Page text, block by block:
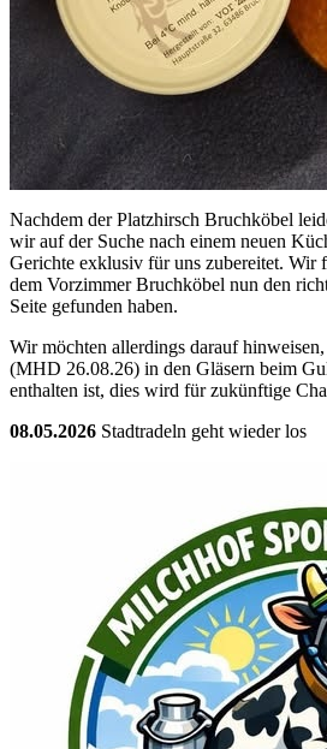
Nachdem der Platzhirsch Bruchköbel
wir auf der Suche nach einem neuen
Gerichte exklusiv für uns zubereitet. Wir
dem Vorzimmer Bruchköbel nun den
Seite gefunden haben.
Wir möchten allerdings darauf hinweisen,
(MHD 26.08.26) in den Gläsern beim
enthalten ist, dies wird für zukünftige
08.05.2026 Stadtradeln geht wieder los